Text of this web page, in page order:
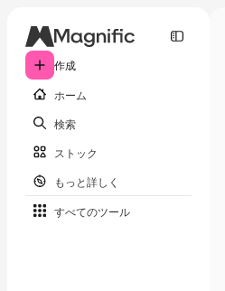
作成
ホーム
検索
ストック
もっと詳しく
すべてのツール